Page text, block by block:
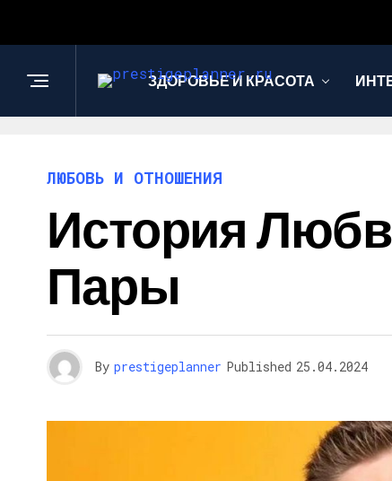
ЗДОРОВЬЕ И КРАСОТА
ЛЮБОВЬ И ОТНОШЕНИЯ
История
Пары
By prestigeplanner Published 25.04.2024